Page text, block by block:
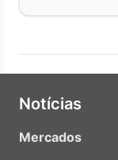
Notícias
Mercados